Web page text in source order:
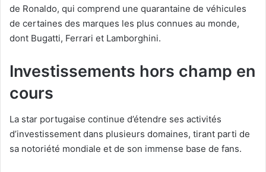
de Ronaldo, qui comprend une quarantaine de véhicules
de certaines des marques les plus connues au monde,
dont Bugatti, Ferrari et Lamborghini.
Investissements hors champ en
cours
La star portugaise continue d’étendre ses activités
d’investissement dans plusieurs domaines, tirant parti de
sa notoriété mondiale et de son immense base de fans.